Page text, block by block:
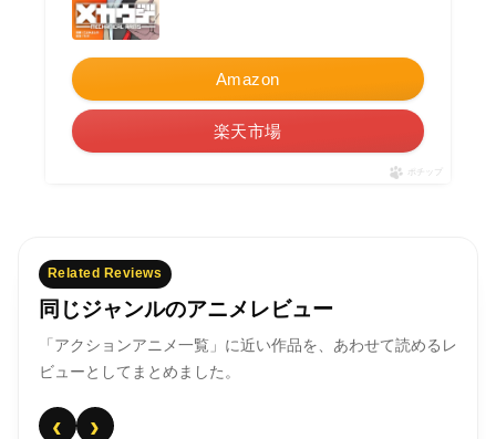
Amazon
楽天市場
ポチップ
Related Reviews
同じジャンルのアニメレビュー
「アクションアニメ一覧」に近い作品を、あわせて読めるレ
ビューとしてまとめました。
‹ ›